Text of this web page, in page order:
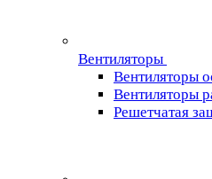
Вентиляторы
Вентиляторы
Вентиляторы
Решетчатая